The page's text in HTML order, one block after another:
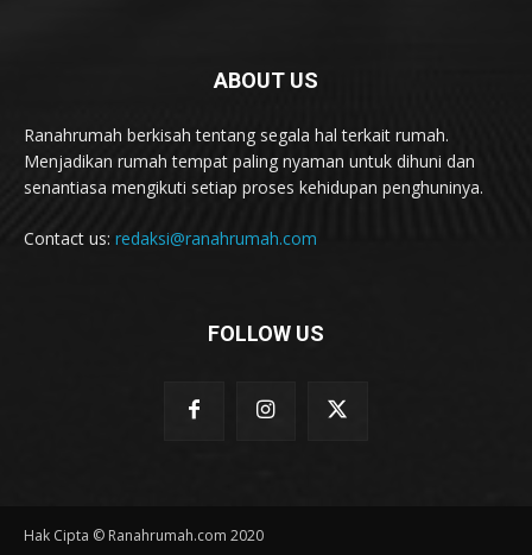
ABOUT US
Ranahrumah berkisah tentang segala hal terkait rumah.
Menjadikan rumah tempat paling nyaman untuk dihuni dan
senantiasa mengikuti setiap proses kehidupan penghuninya.
Contact us: redaksi@ranahrumah.com
FOLLOW US
Hak Cipta © Ranahrumah.com 2020